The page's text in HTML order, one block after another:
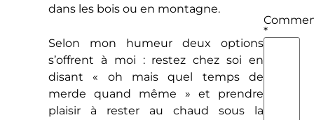
dans les bois ou en montagne.
Selon mon humeur deux options
s’offrent à moi : restez chez soi en
disant « oh mais quel temps de
merde quand même » et prendre
plaisir à rester au chaud sous la
*